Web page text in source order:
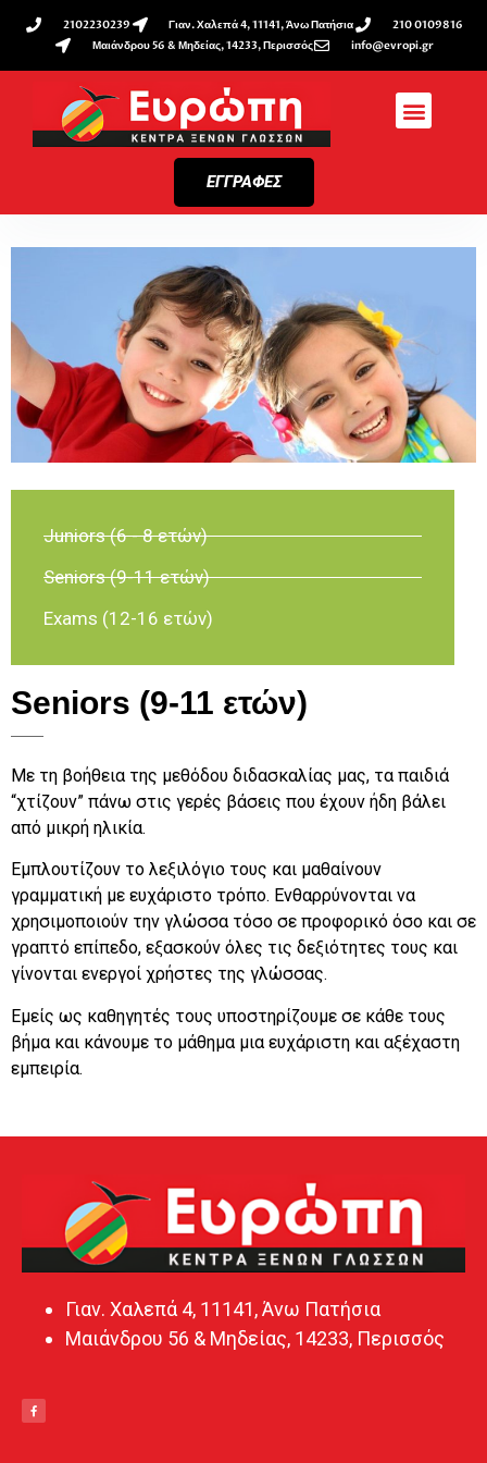
2102230239 Γιαν. Χαλεπά 4, 11141, Άνω Πατήσια
210 0109816
Μαιάνδρου 56 & Μηδείας, 14233, Περισσός
info@evropi.gr
ΕΓΓΡΑΦΕΣ
Juniors (6 - 8 ετών)
Seniors (9-11 ετών)
Exams (12-16 ετών)
Seniors (9-11 ετών)
Με τη βοήθεια της μεθόδου διδασκαλίας μας, τα παιδιά
“χτίζουν” πάνω στις γερές βάσεις που έχουν ήδη βάλει
από μικρή ηλικία.
Εμπλουτίζουν το λεξιλόγιο τους και μαθαίνουν
γραμματική με ευχάριστο τρόπο. Ενθαρρύνονται να
χρησιμοποιούν την γλώσσα τόσο σε προφορικό όσο και σε
γραπτό επίπεδο, εξασκούν όλες τις δεξιότητες τους και
γίνονται ενεργοί χρήστες της γλώσσας.
Εμείς ως καθηγητές τους υποστηρίζουμε σε κάθε τους
βήμα και κάνουμε το μάθημα μια ευχάριστη και αξέχαστη
εμπειρία.
Γιαν. Χαλεπά 4, 11141, Άνω Πατήσια
Μαιάνδρου 56 & Μηδείας, 14233, Περισσός